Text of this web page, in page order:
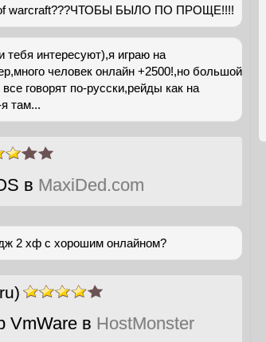
of warcraft???ЧТОБЫ БЫЛО ПО ПРОЩЕ!!!!
тебя интересуют),я играю на
человек онлайн +2500!,но большой
говорят по-русски,рейды как на
там...
в MaxiDed.com
2 хф с хорошим онлайном?
VmWare в HostMonster